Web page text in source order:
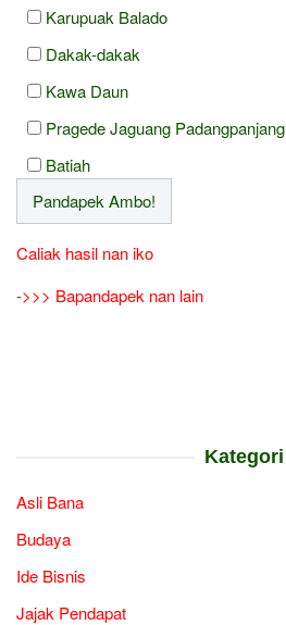
Karupuak Balado
Dakak-dakak
Kawa Daun
Pragede Jaguang Padangpanjang
Batiah
Caliak hasil nan iko
->>> Bapandapek nan lain
Kategori
Asli Bana
Budaya
Ide Bisnis
Jajak Pendapat